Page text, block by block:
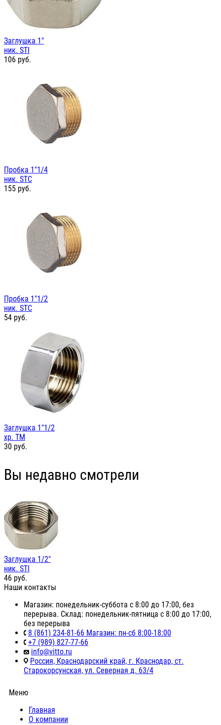
Заглушка 1"
ник. STI
106 руб.
Пробка 1"1/4
ник. STC
155 руб.
Пробка 1"1/2
ник. STC
54 руб.
Заглушка 1"1/2
хр. TM
30 руб.
Вы недавно смотрели
Заглушка 1/2"
ник. STI
46 руб.
Наши контакты
Магазин: понедельник-суббота с 8:00 до 17:00, без
перерыва. Склад: понедельник-пятница с 8:00 до 17:00,
без перерыва
8 (861) 234-81-66 Магазин: пн-сб 8:00-18:00
+7 (989) 827-77-66
info@vitto.ru
Россия, Краснодарский край, г. Краснодар, ст.
Старокорсунская, ул. Северная д. 63/4
Меню
Главная
О компании